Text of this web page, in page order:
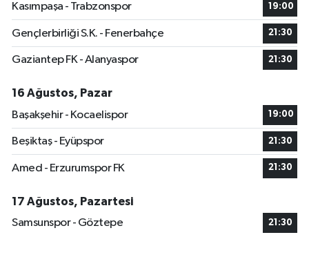
Kasımpaşa - Trabzonspor 19:00
Gençlerbirliği S.K. - Fenerbahçe 21:30
Gaziantep FK - Alanyaspor 21:30
16 Ağustos, Pazar
Başakşehir - Kocaelispor
19:00
Beşiktaş - Eyüpspor 21:30
Amed - Erzurumspor FK 21:30
17 Ağustos, Pazartesi
Samsunspor - Göztepe
21:30